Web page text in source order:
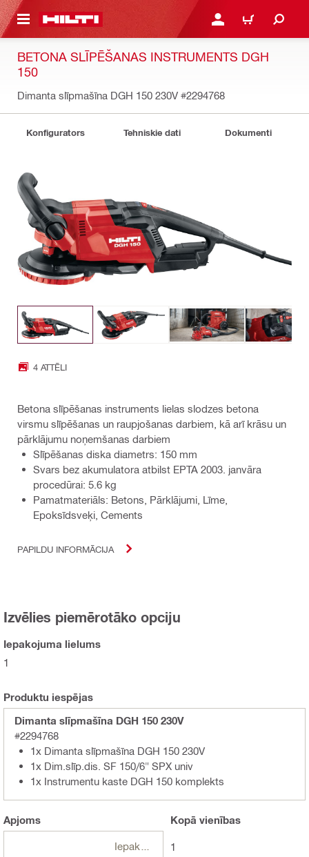
SATURU PIESLĒGTIES VAI
IEPIRKŠANĀS
BETONA SLĪPĒŠANAS INSTRUMENTS DGH
150
Dimanta slīpmašīna DGH 150 230V #2294768
Konfigurators Tehniskie dati Dokumenti
4 ATTĒLI
Betona slīpēšanas instruments lielas slodzes betona
virsmu slīpēšanas un raupjošanas darbiem, kā arī krāsu un
pārklājumu noņemšanas darbiem
Slīpēšanas diska diametrs: 150 mm
Svars bez akumulatora atbilst EPTA 2003. janvāra
procedūrai: 5.6 kg
Pamatmateriāls: Betons, Pārklājumi, Līme,
Epoksīdsveķi, Cements
PAPILDU INFORMĀCIJA
Izvēlies piemērotāko opciju
Iepakojuma lielums
1
Produktu iespējas
Dimanta slīpmašīna DGH 150 230V
#2294768
1x Dimanta slīpmašīna DGH 150 230V
1x Dim.slīp.dis. SF 150/6" SPX univ
1x Instrumentu kaste DGH 150 komplekts
Apjoms Kopā vienības
1